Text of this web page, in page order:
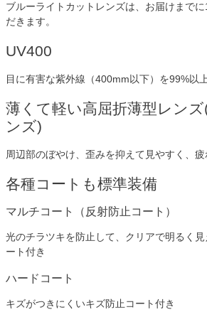
ブルーライトカットレンズは、お届けまで
だきます。
UV400
目に有害な紫外線（400mm以下）を99%以上
薄くて軽い高屈折薄型レン
ンズ)
周辺部のぼやけ、歪みを抑えて見やすく、疲
各種コートも標準装備
マルチコート（反射防止コート）
光のチラツキを防止して、クリアで明るく
ート付き
ハードコート
キズがつきにくいキズ防止コート付き